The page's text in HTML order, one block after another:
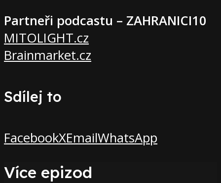
Partneři podcastu – ZAHRANICI10
MITOLIGHT.cz
Brainmarket.cz
Sdílej to
FacebookXEmailWhatsApp
Více epizod